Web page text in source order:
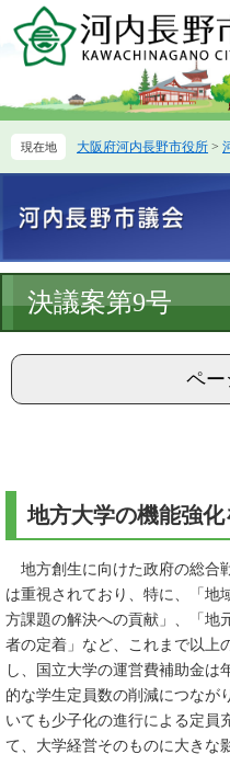
ー
先
す。
ニ
を
し
へ
大阪府河内長野市役所 >
文
決議案第9号
ペー
地方大学の機能強
地方創生に向けた政府の総合
は重視されており、特に、「地
方課題の解決への貢献」、「地
者の定着」など、これまで以上
し、国立大学の運営費補助金は
的な学生定員数の削減につなが
いても少子化の進行による定員
て、大学経営そのものに大きな